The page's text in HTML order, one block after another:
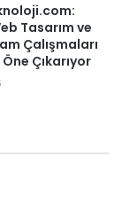
Tasarım ve
Çalışmaları
Çıkarıyor